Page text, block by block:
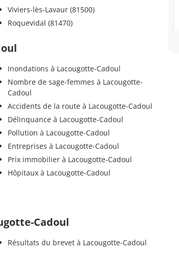
Viviers-lès-Lavaur (81500)
Roquevidal (81470)
Inondations à Lacougotte-Cadoul
Nombre de sage-femmes à Lacougotte-
Cadoul
Accidents de la route à Lacougotte-Cadoul
Délinquance à Lacougotte-Cadoul
Pollution à Lacougotte-Cadoul
Entreprises à Lacougotte-Cadoul
Prix immobilier à Lacougotte-Cadoul
Hôpitaux à Lacougotte-Cadoul
Cadoul
Résultats du brevet à Lacougotte-Cadoul